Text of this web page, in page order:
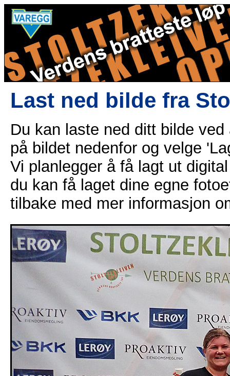
Last ned bilde fra
Du kan laste ned ditt bilde
på bildet nedenfor og velge
Vi planlegger å få lagt ut
du kan få laget dine egne
tilbake med mer informasjon